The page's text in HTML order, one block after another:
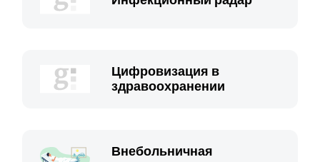
Цифровизация в
здравоохранении
Внебольничная